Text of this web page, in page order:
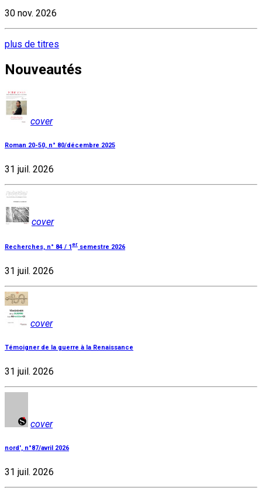
30 nov. 2026
plus de titres
Nouveautés
cover
Roman 20-50, n° 80/décembre 2025
31 juil. 2026
cover
Recherches, n° 84 / 1 er semestre 2026
31 juil. 2026
cover
Témoigner de la guerre à la Renaissance
31 juil. 2026
cover
nord', n°87/avril 2026
31 juil. 2026